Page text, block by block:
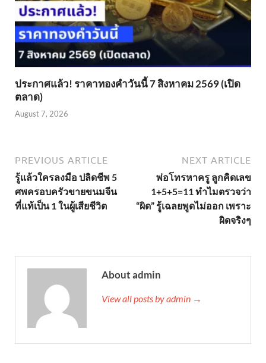
ประกาศแล้ว! ราคาทองคำวันนี้ 7 สิงหาคม 2569 (เปิด
ตลาด)
August 7, 2026
PREVIOUS ARTICLE
รู้แล้วใครลงมือ ปลิดชีพ 5
ศพครอบครัวขายขนมจีน
ที่แท้เป็น 1 ในผู้เสียชีวิต
NEXT ARTICLE
พ่อโทรหาครู ลูกคิดเลข
1+5+5=11 ทำไมตรวจว่า
“ผิด” รู้เฉลยพูดไม่ออก เพราะ
ผิดจริงๆ
About admin
View all posts by admin →